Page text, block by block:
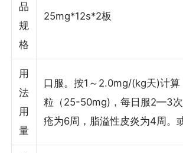
品
规
格
25mg*12s*2板
用
法
用
量
口服。按1～2.0mg/(kg天)计算
粒（25-50mg)，每日服2—3次
疮为6周，脂溢性皮炎为4周。